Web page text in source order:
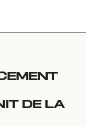
DE LA